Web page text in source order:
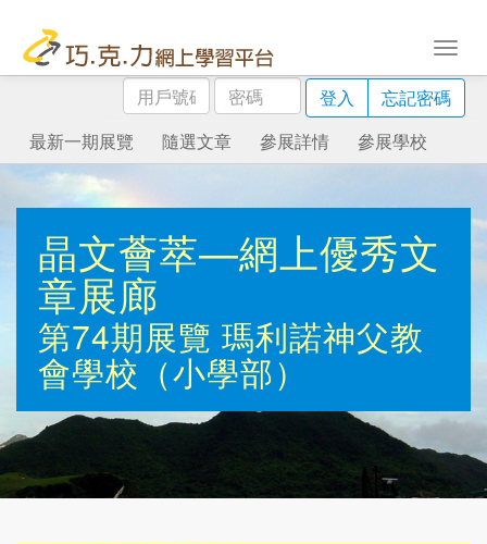
用
戶
號
碼
密
碼
登入
忘記密碼
最新一期展覽
隨選文章 參展詳情 參展學校
晶文薈萃—網上優秀文
章展廊
第74期展覽 瑪利諾神父教
會學校（小學部）